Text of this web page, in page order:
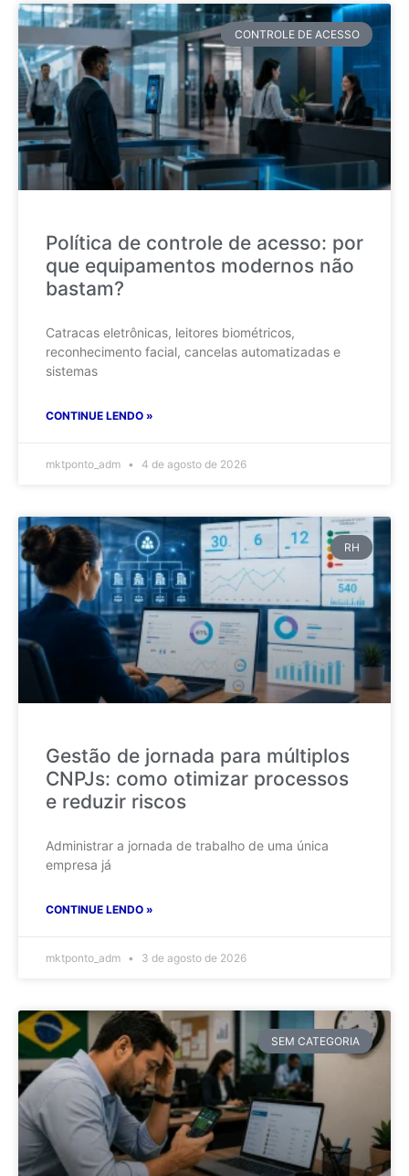
CONTROLE DE ACESSO
Política de controle de acesso: por
que equipamentos modernos não
bastam?
Catracas eletrônicas, leitores biométricos,
reconhecimento facial, cancelas automatizadas e
sistemas
CONTINUE LENDO »
mktponto_adm 4 de agosto de 2026
RH
Gestão de jornada para múltiplos
CNPJs: como otimizar processos
e reduzir riscos
Administrar a jornada de trabalho de uma única
empresa já
CONTINUE LENDO »
mktponto_adm 3 de agosto de 2026
SEM CATEGORIA